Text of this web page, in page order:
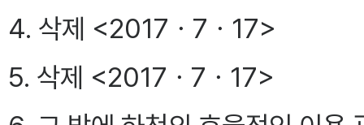
4. 삭제 <2017ㆍ7ㆍ17>
5. 삭제 <2017ㆍ7ㆍ17>